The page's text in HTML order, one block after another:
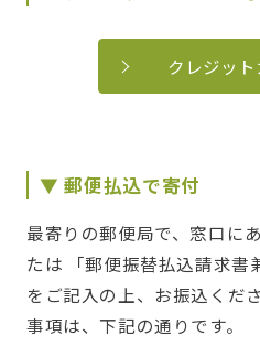
クレジッ
▼ 郵便払込で寄付
最寄りの郵便局で、窓口に
たは 「郵便振替払込請求書
をご記入の上、お振込くだ
事項は、下記の通りです。